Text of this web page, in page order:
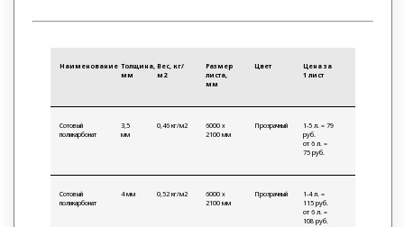
Наименование Толщина,
мм
Вес, кг/
м2
Размер
листа,
мм
Цвет
Цена за
1 лист
Сотовый
поликарбонат
3,5
мм
0,46 кг/м2
6000 х
2100 мм
Прозрачный
1-5 л. = 79
руб.
от 6 л. =
75 руб.
Сотовый
поликарбонат
4 мм 0,52 кг/м2
6000 х
2100 мм
Прозрачный
1-4 л. =
115 руб.
от 6 л. =
108 руб.